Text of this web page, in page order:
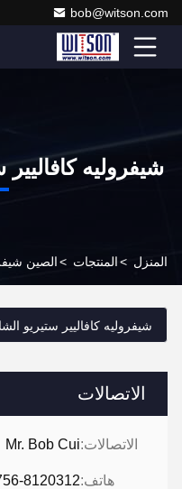
bob@witson.com
شيفروليه
المنزل >المنتجات >الصين
الاتصالات
الاتصالات:Mr. Bob Cui
هاتف:8120312
شيفروليه كافاليير ستيريو